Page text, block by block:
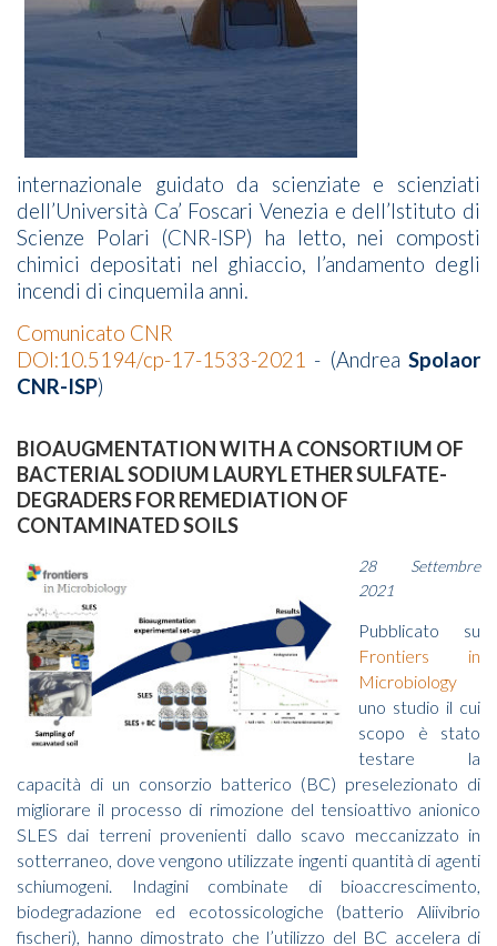
internazionale guidato da scienziate e scienziati
dell’Università Ca’ Foscari Venezia e dell’Istituto di
Scienze Polari (CNR-ISP) ha letto, nei composti
chimici depositati nel ghiaccio, l’andamento degli
incendi di cinquemila anni.
Comunicato CNR
DOI:10.5194/cp-17-1533-2021 - (Andrea Spolaor
CNR-ISP)
BIOAUGMENTATION WITH A CONSORTIUM OF
BACTERIAL SODIUM LAURYL ETHER SULFATE-
DEGRADERS FOR REMEDIATION OF
CONTAMINATED SOILS
28 Settembre
2021
Pubblicato su
Frontiers in
Microbiology
uno studio il cui
scopo è stato
testare la
capacità di un consorzio batterico (BC) preselezionato di
migliorare il processo di rimozione del tensioattivo anionico
SLES dai terreni provenienti dallo scavo meccanizzato in
sotterraneo, dove vengono utilizzate ingenti quantità di agenti
schiumogeni. Indagini combinate di bioaccrescimento,
biodegradazione ed ecotossicologiche (batterio Aliivibrio
fischeri), hanno dimostrato che l’utilizzo del BC accelera di